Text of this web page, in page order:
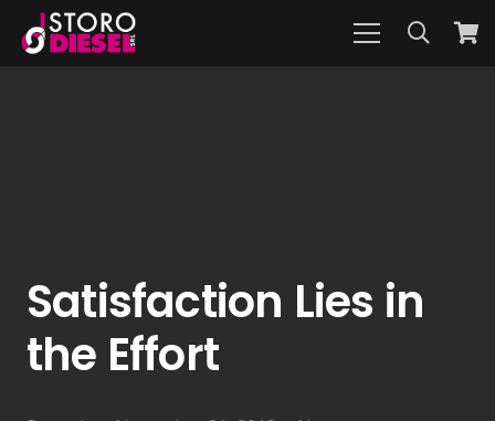
Satisfaction Lies in
the Effort